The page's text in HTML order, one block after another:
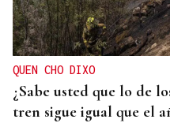
QUEN CHO DIXO
¿Sabe usted que lo de
tren sigue igual que el